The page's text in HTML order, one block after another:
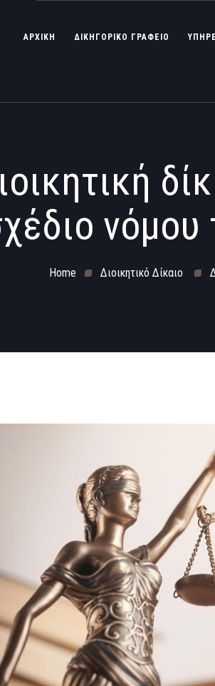
ΑΡΧΙΚΗ ΔΙΚΗΓΟΡΙΚΟ ΓΡΑΦΕΙΟ
νόμου
Home Διοικητικό Δίκαιο